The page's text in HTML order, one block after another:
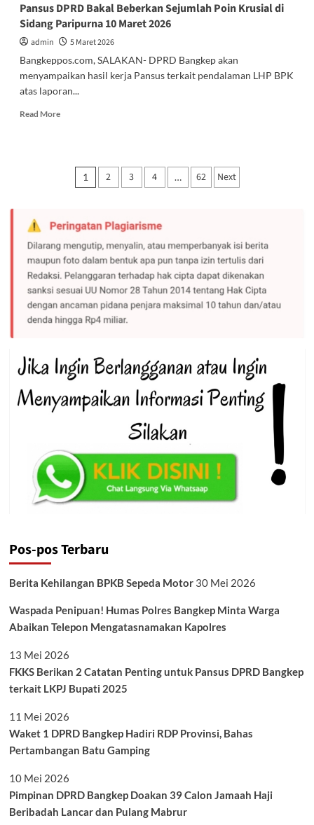
Pansus DPRD Bakal Beberkan Sejumlah Poin Krusial di
Sidang Paripurna 10 Maret 2026
admin
5 Maret 2026
Bangkeppos.com, SALAKAN- DPRD Bangkep akan
menyampaikan hasil kerja Pansus terkait pendalaman LHP BPK
atas laporan...
Read MoreRead
DPRD
Krusial
di
Sidang
Paripurna
2026
Paginasi
1 2 3 4 … 62 Next
Pos-pos Terbaru
Berita Kehilangan BPKB Sepeda Motor 30 Mei 2026
Waspada Penipuan! Humas Polres Bangkep Minta Warga
Abaikan Telepon Mengatasnamakan Kapolres
13 Mei 2026
FKKS Berikan 2 Catatan Penting untuk Pansus DPRD Bangkep
terkait LKPJ Bupati 2025
11 Mei 2026
Waket 1 DPRD Bangkep Hadiri RDP Provinsi, Bahas
Pertambangan Batu Gamping
10 Mei 2026
Pimpinan DPRD Bangkep Doakan 39 Calon Jamaah Haji
Beribadah Lancar dan Pulang Mabrur